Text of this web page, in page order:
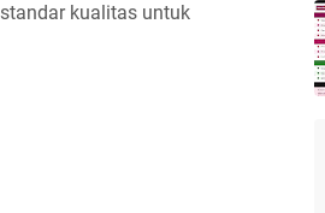
kualitas untuk